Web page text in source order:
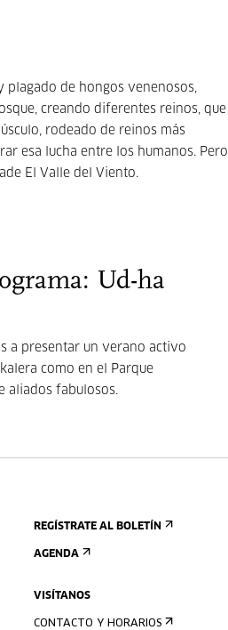
plagado de hongos venenosos,
creando diferentes reinos, que
rodeado de reinos más
esa lucha entre los humanos. Pero
El Valle del Viento.
Ud-ha
a presentar un verano activo
como en el Parque
aliados fabulosos.
REGÍSTRATE AL BOLETÍN
AGENDA
VISÍTANOS
CONTACTO Y HORARIOS